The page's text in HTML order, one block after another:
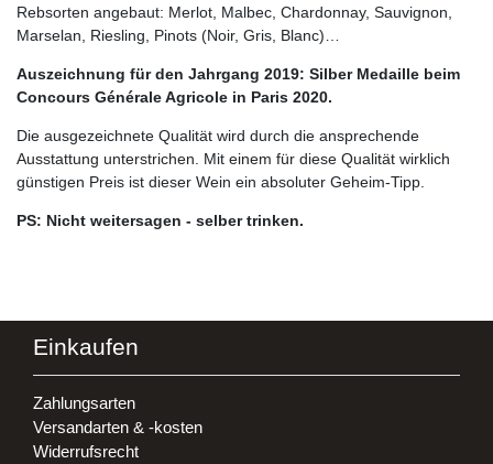
Rebsorten angebaut: Merlot, Malbec, Chardonnay, Sauvignon,
Marselan, Riesling, Pinots (Noir, Gris, Blanc)…
Auszeichnung für den Jahrgang 2019: Silber Medaille beim
Concours Générale Agricole in Paris 2020.
Die ausgezeichnete Qualität wird durch die ansprechende
Ausstattung unterstrichen. Mit einem für diese Qualität wirklich
günstigen Preis ist dieser Wein ein absoluter Geheim-Tipp.
PS: Nicht weitersagen - selber trinken.
Einkaufen
Zahlungsarten
Versandarten & -kosten
Widerrufsrecht